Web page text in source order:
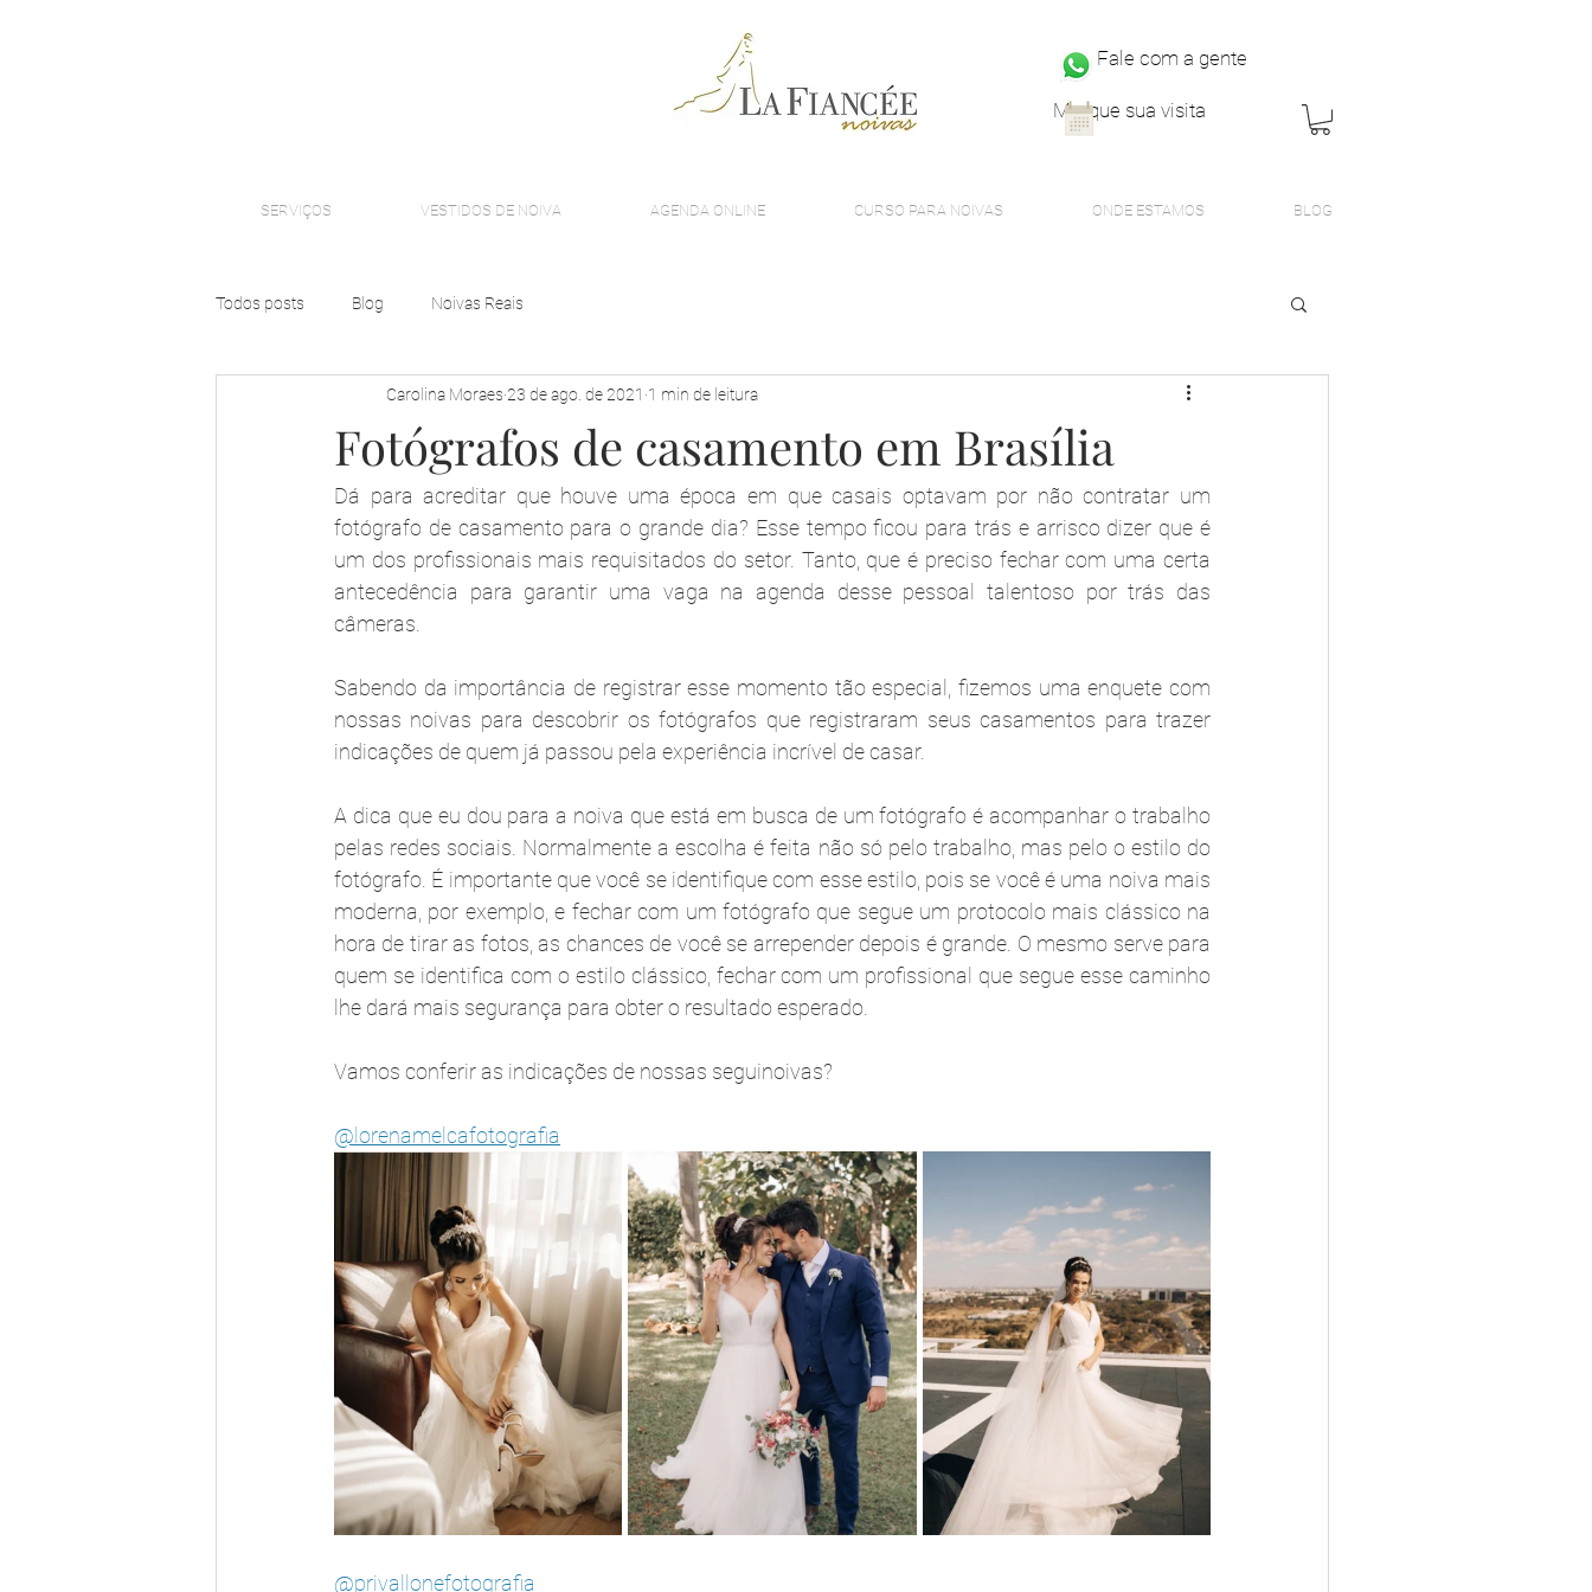
Fale com a gente
Marque sua visita
SERVIÇOS VESTIDOS DE NOIVA AGENDA ONLINE CURSO PARA NOIVAS ONDE ESTAMOS BLOG
Todos posts Blog Noivas Reais
Fotógrafos de casamento em Brasília
Carolina Moraes 23 de ago. de 2021 1 min de leitura
Dá para acreditar que houve uma época em que casais optavam por não contratar um
fotógrafo de casamento para o grande dia? Esse tempo ficou para trás e arrisco dizer que é
um dos profissionais mais requisitados do setor. Tanto, que é preciso fechar com uma certa
antecedência para garantir uma vaga na agenda desse pessoal talentoso por trás das
câmeras.
Sabendo da importância de registrar esse momento tão especial, fizemos uma enquete com
nossas noivas para descobrir os fotógrafos que registraram seus casamentos para trazer
indicações de quem já passou pela experiência incrível de casar.
A dica que eu dou para a noiva que está em busca de um fotógrafo é acompanhar o trabalho
pelas redes sociais. Normalmente a escolha é feita não só pelo trabalho, mas pelo o estilo do
fotógrafo. É importante que você se identifique com esse estilo, pois se você é uma noiva mais
moderna, por exemplo, e fechar com um fotógrafo que segue um protocolo mais clássico na
hora de tirar as fotos, as chances de você se arrepender depois é grande. O mesmo serve para
quem se identifica com o estilo clássico, fechar com um profissional que segue esse caminho
lhe dará mais segurança para obter o resultado esperado.
Vamos conferir as indicações de nossas seguinoivas?
@lorenamelcafotografia
@privallonefotografia